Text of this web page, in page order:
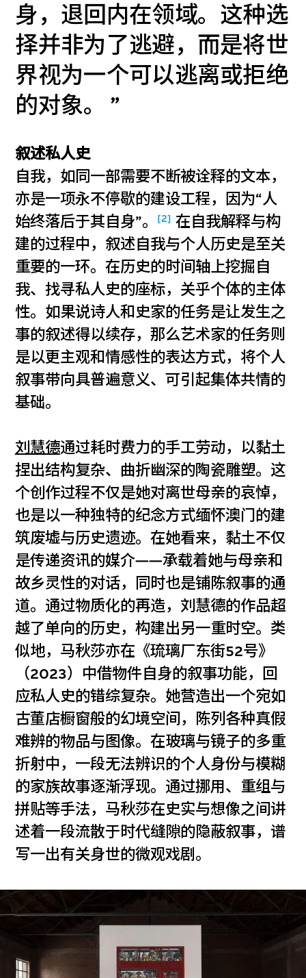
身，退回内在领域。这种选
择并非为了逃避，而是将世
界视为一个可以逃离或拒绝
的对象。
叙述私人史
自我，如同一部需要不断被诠释的文本，
亦是一项永不停歇的建设工程，因为“人
始终落后于其自身”。
[2] 在自我解释与构
建的过程中，叙述自我与个人历史是至关
重要的一环。在历史的时间轴上挖掘自
我、找寻私人史的座标，关乎个体的主体
性。如果说诗人和史家的任务是让发生之
事的叙述得以续存，那么艺术家的任务则
是以更主观和情感性的表达方式，将个人
叙事带向具普遍意义、可引起集体共情的
基础。
刘慧德通过耗时费力的手工劳动，以黏土
捏出结构复杂、曲折幽深的陶瓷雕塑。这
个创作过程不仅是她对离世母亲的哀悼，
也是以一种独特的纪念方式缅怀澳门的建
筑废墟与历史遗迹。在她看来，黏土不仅
是传递资讯的媒介——承载着她与母亲和
故乡灵性的对话，同时也是铺陈叙事的通
道。通过物质化的再造，刘慧德的作品超
越了单向的历史，构建出另一重时空。类
似地，马秋莎亦在《琉璃厂东街52号》
（2023）中借物件自身的叙事功能，回
应私人史的错综复杂。她营造出一个宛如
古董店橱窗般的幻境空间，陈列各种真假
难辨的物品与图像。在玻璃与镜子的多重
折射中，一段无法辨识的个人身份与模糊
的家族故事逐渐浮现。通过挪用、重组与
拼贴等手法，马秋莎在史实与想像之间讲
述着一段流散于时代缝隙的隐蔽叙事，谱
写一出有关身世的微观戏剧。